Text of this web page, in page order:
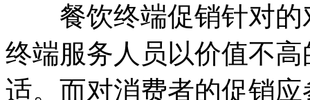
餐饮终端促销针对的
终端服务人员以价值不
适。而对消费者的促销